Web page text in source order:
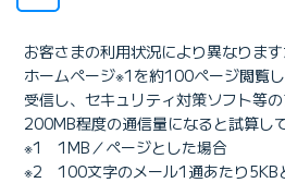
お客さまの利用状況により異なりま
ホームページ※1を約100ページ閲覧
受信し、セキュリティ対策ソフト等
200MB程度の通信量になると試算し
※1 1MB／ページとした場合
※2 100文字のメール1通あたり5KB